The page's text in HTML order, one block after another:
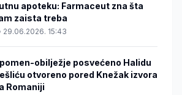
apoteku: Farmaceut zna šta
zaista treba
29.06.2026. 15:43
obilježje posvećeno Halidu
otvoreno pored Knežak izvora
Romaniji